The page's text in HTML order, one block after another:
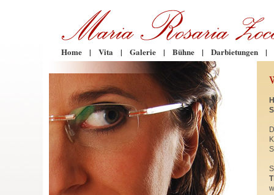
Home | Vita | Galerie | Bühne | Darbietungen |